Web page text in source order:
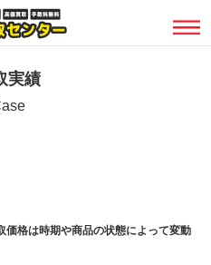
実績
格は時期や商品の状態によって変動